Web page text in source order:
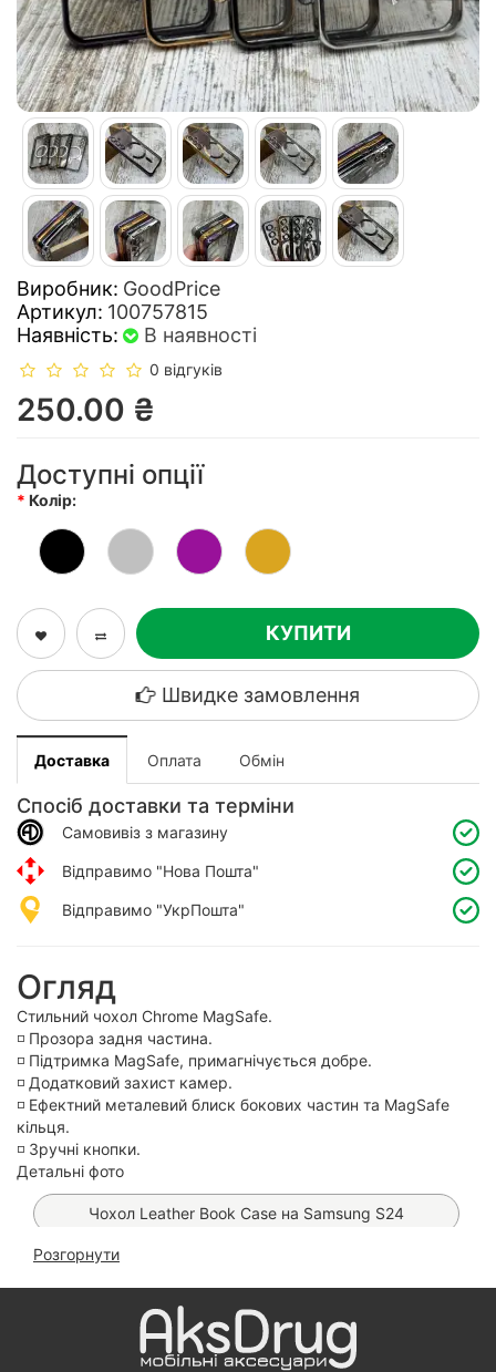
Виробник: GoodPrice
Артикул: 100757815
Наявність:
В наявності
0 відгуків
250.00 ₴
Доступні опції
Колір:
КУПИТИ
Швидке замовлення
Доставка Оплата Обмін
Спосіб доставки та терміни
Самовивіз з магазину
Відправимо "Нова Пошта"
Відправимо "УкрПошта"
Огляд
Стильний чохол Chrome MagSafe.
◽️ Прозора задня частина.
◽️ Підтримка MagSafe, примагнічується добре.
◽️ Додатковий захист камер.
◽️ Ефектний металевий блиск бокових частин та MagSafe
кільця.
◽️ Зручні кнопки.
Детальні фото
Чохол Leather Book Case на Samsung S24
Чохол Premium Matt MagSafe на Samsung S24
Чохол Fibra Shock-Proof MagSafe на Samsung S24
(Black)
Розгорнути